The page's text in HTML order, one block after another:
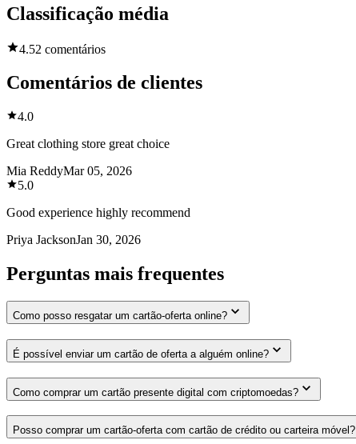
Classificação média
4.52 comentários
Comentários de clientes
4.0
Great clothing store great choice
Mia ReddyMar 05, 2026
5.0
Good experience highly recommend
Priya JacksonJan 30, 2026
Perguntas mais frequentes
Como posso resgatar um cartão-oferta online?
É possível enviar um cartão de oferta a alguém online?
Como comprar um cartão presente digital com criptomoedas?
Posso comprar um cartão-oferta com cartão de crédito ou carteira móvel?